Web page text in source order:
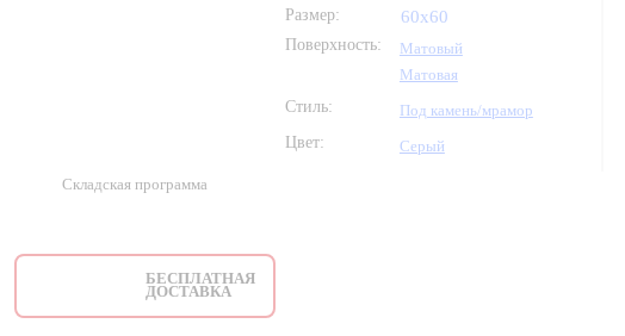
Размер: 60x60
Поверхность:
Матовый
Матовая
Стиль:
Под камень/мрамор
Цвет:
Серый
Складская программа
БЕСПЛАТНАЯ
ДОСТАВКА